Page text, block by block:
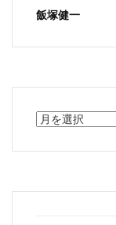
飯塚健一
ア
カ